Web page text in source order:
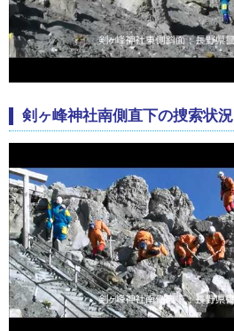
剣ヶ峰神社南側直下の捜索状況